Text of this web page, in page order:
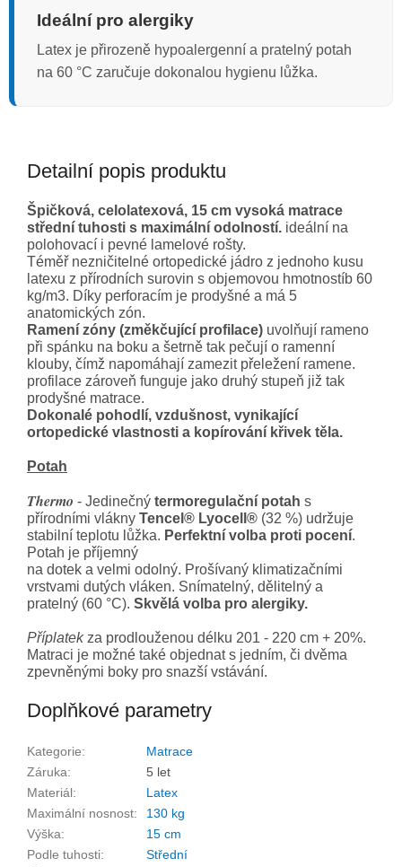
Ideální pro alergiky
Latex je přirozeně hypoalergenní a pratelný potah
na 60 °C zaručuje dokonalou hygienu lůžka.
Detailní popis produktu
Špičková, celolatexová, 15 cm vysoká matrace
střední tuhosti s maximální odolností. ideální na
polohovací i pevné lamelové rošty.
Téměř nezničitelné ortopedické jádro z jednoho kusu
latexu z přírodních surovin s objemovou hmotnostíb 60
kg/m3. Díky perforacím je prodyšné a má 5
anatomických zón.
Ramení zóny (změkčující profilace) uvolňují rameno
při spánku na boku a šetrně tak pečují o ramenní
klouby, čímž napomáhají zamezit přeležení ramene.
profilace zároveň funguje jako druhý stupeň již tak
prodyšné matrace.
Dokonalé pohodlí, vzdušnost, vynikající
ortopedické vlastnosti a kopírování křivek těla.
Potah
Thermo - Jedinečný termoregulační potah s
přírodními vlákny Tencel® Lyocell® (32 %) udržuje
stabilní teplotu lůžka. Perfektní volba proti pocení.
Potah je příjemný
na dotek a velmi odolný. Prošívaný klimatizačními
vrstvami dutých vláken. Snímatelný, dělitelný a
pratelný (60 °C). Skvělá volba pro alergiky.
Příplatekza prodlouženou délku 201 - 220 cm + 20%.
Matraci je možné také objednat s jedním, či dvěma
zpevněnými boky pro snazší vstávání.
Doplňkové parametry
Kategorie:
Matrace
Záruka:
5 let
Materiál:
Latex
Maximální nosnost:
130 kg
Výška:
15 cm
Podle tuhosti:
Střední